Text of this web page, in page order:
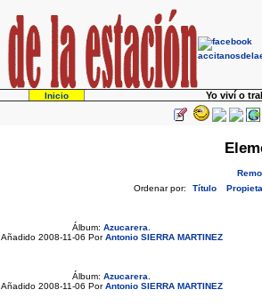
Inicio Yo viví o
Ordenar por:
Título
Álbum: Azucarera
Añadido 2008-11-06 PorAntonio SIERRA MARTINEZ
Álbum: Azucarera
Añadido 2008-11-06 PorAntonio SIERRA MARTINEZ